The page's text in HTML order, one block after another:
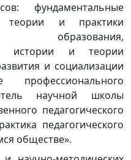
фундаментальные
теории и практики
образования,
истории и теории
и социализации
научной школы
педагогического
педагогического
обществе».